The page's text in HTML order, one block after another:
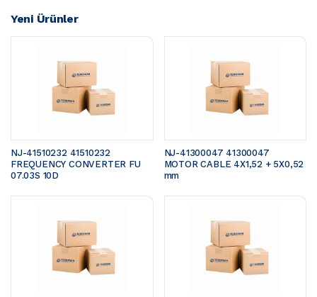
Yeni Ürünler
NJ-41510232 41510232
FREQUENCY CONVERTER FU
07.03S 10D
NJ-41300047 41300047
MOTOR CABLE 4X1,52 + 5X0,52
mm